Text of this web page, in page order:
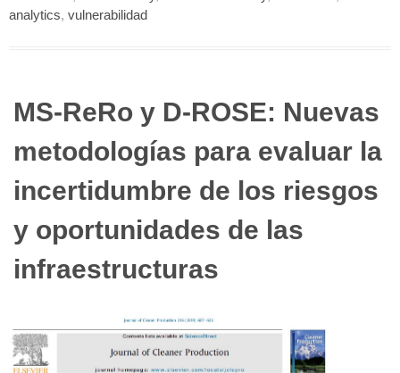
analytics, vulnerabilidad
MS-ReRo y D-ROSE: Nuevas
metodologías para evaluar la
incertidumbre de los riesgos
y oportunidades de las
infraestructuras